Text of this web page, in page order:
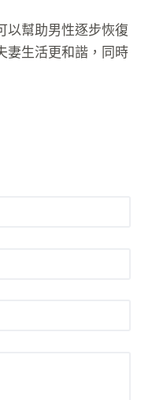
以幫助男性逐步恢復
妻生活更和諧，同時